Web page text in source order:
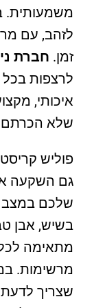
משמעותית.
לזהב, עם
זמן. חברת
לרצפות
איכותי,
שלא הכרתם
פוליש
גם השקעה
שלכם במצב
בשיש, אבן
מתאימה
מרשימות.
שצריך לדעת